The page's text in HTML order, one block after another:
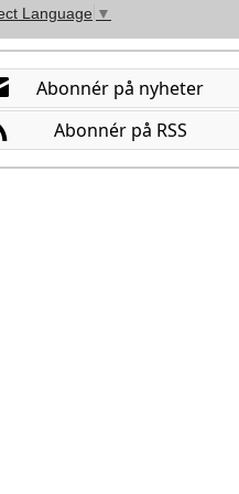
Language ▼